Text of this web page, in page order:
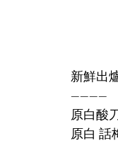
新鮮出
————
原白酸
原白 話